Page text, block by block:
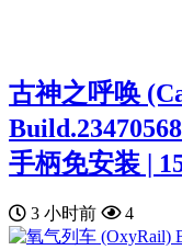
古神之呼唤
手柄免安装 |
3 小时前 4